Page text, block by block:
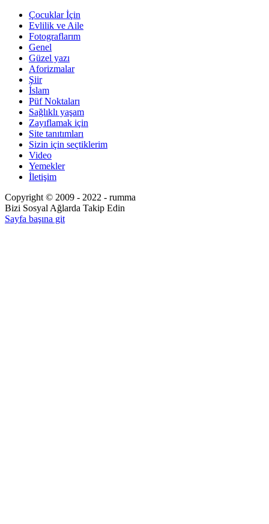
Çocuklar İçin
Evlilik ve Aile
Fotograflarım
Genel
Güzel yazı
Aforizmalar
Şiir
İslam
Püf Noktaları
Sağlıklı yaşam
Zayıflamak için
Site tanıtımları
Sizin için seçtiklerim
Video
Yemekler
İletişim
Copyright © 2009 - 2022 - rumma
Bizi Sosyal Ağlarda Takip Edin
Sayfa başına git